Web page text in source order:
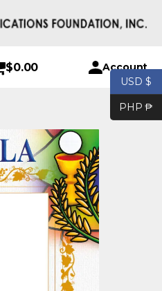
$0.00 Account
USD $
PHP ₱